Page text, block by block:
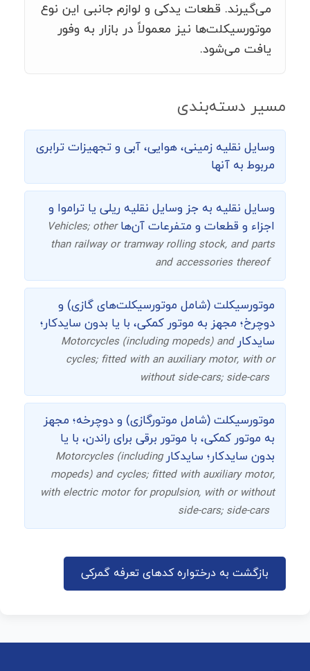
می‌گیرند. قطعات یدکی و لوازم جانبی این نوع
موتورسیکلت‌ها نیز معمولاً در بازار به وفور
یافت می‌شود.
مسیر دسته‌بندی
وسایل نقلیه زمینی، هوایی، آبی و تجهیزات ترابری
مربوط به آنها
وسایل نقلیه به جز وسایل نقلیه ریلی یا تراموا و
اجزاء و قطعات و متفرعات آن‌هاVehicles; other
than railway or tramway rolling stock, and parts
and accessories thereof
موتورسیکلت (شامل موتورسیکلت‌های گازی) و
دوچرخ؛ مجهز به موتور کمکی، با یا بدون سایدکار؛
سایدکارMotorcycles (including mopeds) and
cycles; fitted with an auxiliary motor, with or
without side-cars; side-cars
موتورسیکلت (شامل موتورگازی) و دوچرخه؛ مجهز
به موتور کمکی، با موتور برقی برای راندن، با یا
بدون سایدکار؛ سایدکارMotorcycles (including
mopeds) and cycles; fitted with auxiliary motor,
with electric motor for propulsion, with or without
side-cars; side-cars
بازگشت به درختواره کدهای تعرفه گمرکی